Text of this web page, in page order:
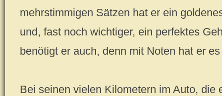
mehrstimmigen Sätzen hat er ein
und, fast noch wichtiger, ein perfektes
benötigt er auch, denn mit Noten hat er
Bei seinen vielen Kilometern im Auto, die